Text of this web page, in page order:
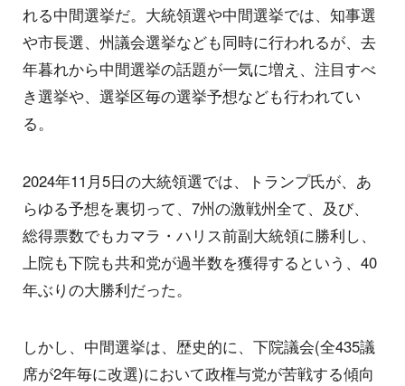
れる中間選挙だ。大統領選や中間選挙では、知事選
や市長選、州議会選挙なども同時に行われるが、去
年暮れから中間選挙の話題が一気に増え、注目すべ
き選挙や、選挙区毎の選挙予想なども行われてい
る。
2024年11月5日の大統領選では、トランプ氏が、あ
らゆる予想を裏切って、7州の激戦州全て、及び、
総得票数でもカマラ・ハリス前副大統領に勝利し、
上院も下院も共和党が過半数を獲得するという、40
年ぶりの大勝利だった。
しかし、中間選挙は、歴史的に、下院議会(全435議
席が2年毎に改選)において政権与党が苦戦する傾向